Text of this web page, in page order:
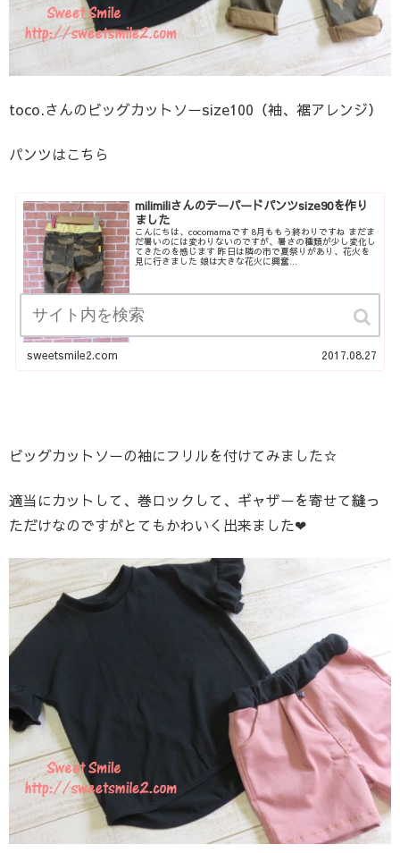
toco.さんのビッグカットソーsize100（袖、裾アレンジ）
パンツはこちら
milimiliさんのテーパードパンツsize90を作り
ました
こんにちは、cocomamaです 8月ももう終わりですね まだま
だ暑いのには変わりないのですが、暑さの種類が少し変化し
てきたのを感じます 昨日は隣の市で夏祭りがあり、花火を
見に行きました 娘は大きな花火に興奮...
sweetsmile2.com 2017.08.27
ビッグカットソーの袖にフリルを付けてみました☆
適当にカットして、巻ロックして、ギャザーを寄せて縫っ
ただけなのですがとてもかわいく出来ました❤